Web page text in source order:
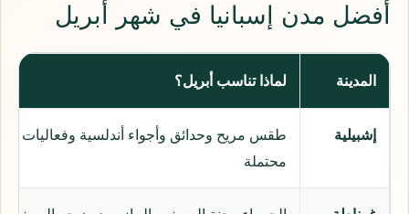
أفضل مدن إسبانيا في شهر أبريل
المدينة لماذا تناسب أبريل؟
إشبيلية
طقس مريح وحدائق وأجواء أندلسية وفعاليات
محتملة